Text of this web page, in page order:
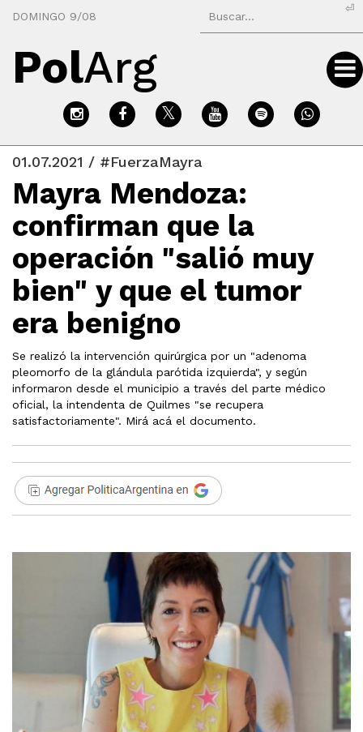
DOMINGO 9/08
⏎
PolArg
01.07.2021 / #FuerzaMayra
Mayra Mendoza:
confirman que la
operación "salió muy
bien" y que el tumor
era benigno
Se realizó la intervención quirúrgica por un "adenoma
pleomorfo de la glándula parótida izquierda", y según
informaron desde el municipio a través del parte médico
oficial, la intendenta de Quilmes "se recupera
satisfactoriamente". Mirá acá el documento.